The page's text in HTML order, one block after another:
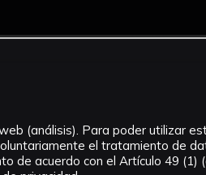
(análisis). Para poder utilizar
el tratamiento de
de acuerdo con el Artículo 49 (1)